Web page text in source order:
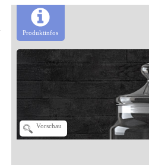
Produktinfos
Vorschau